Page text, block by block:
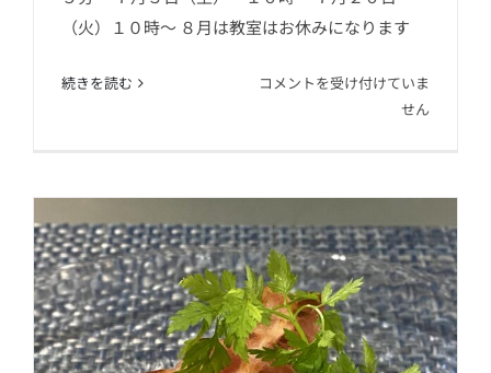
（火）１０時～ ８月は教室はお休みになります
続きを読む
7
せ
は
コメントを受け付けていま
せん